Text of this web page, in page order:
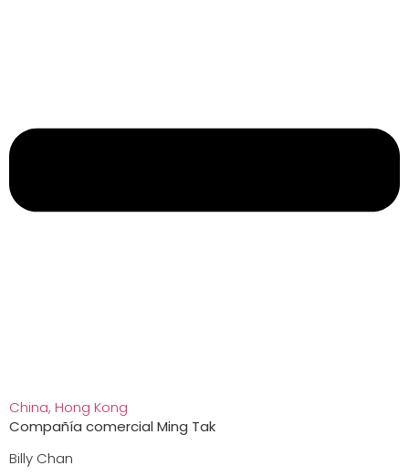
China, Hong Kong
Compañía comercial Ming Tak
Billy Chan